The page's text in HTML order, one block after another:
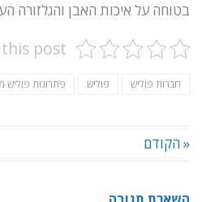
בטוחה על איכות האבן והגלזורה
post
חברות פוליש פוליש פתרונות פוליש
« הקודם